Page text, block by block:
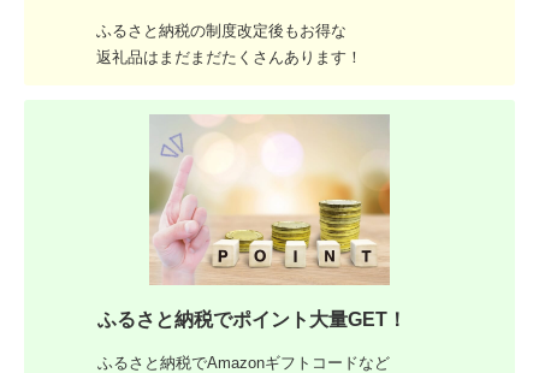
ふるさと納税の制度改定後もお得な
返礼品はまだまだたくさんあります！
ふるさと納税でポイント大量GET！
ふるさと納税でAmazonギフトコードなど